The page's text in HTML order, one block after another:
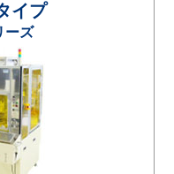
イプ
ーズ